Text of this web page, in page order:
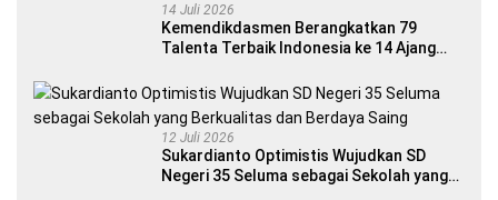
14 Juli 2026
Kemendikdasmen Berangkatkan 79
Talenta Terbaik Indonesia ke 14 Ajang
12 Juli 2026
Sukardianto Optimistis Wujudkan SD
Negeri 35 Seluma sebagai Sekolah yang